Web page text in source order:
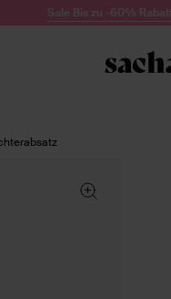
Sale Bis zu -60%